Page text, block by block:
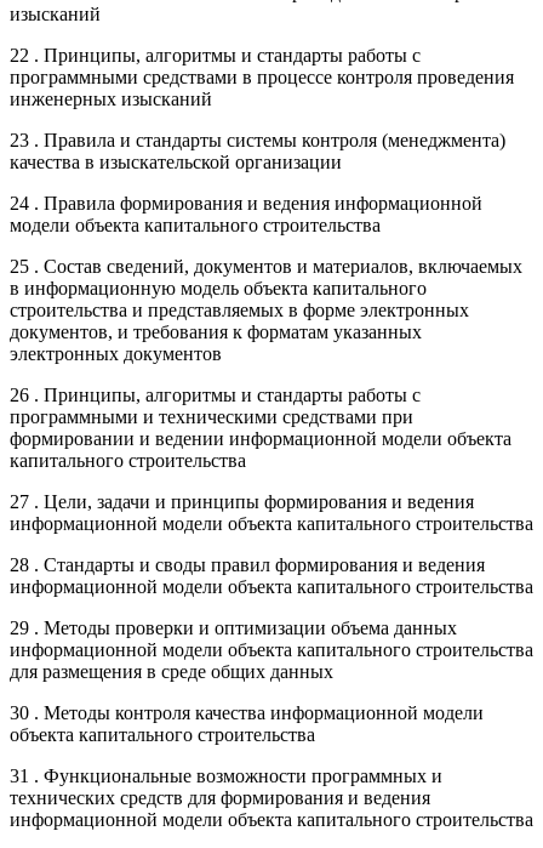
изысканий
22 . Принципы, алгоритмы и стандарты работы с
программными средствами в процессе контроля проведения
инженерных изысканий
23 . Правила и стандарты системы контроля (менеджмента)
качества в изыскательской организации
24 . Правила формирования и ведения информационной
модели объекта капитального строительства
25 . Состав сведений, документов и материалов, включаемых
в информационную модель объекта капитального
строительства и представляемых в форме электронных
документов, и требования к форматам указанных
электронных документов
26 . Принципы, алгоритмы и стандарты работы с
программными и техническими средствами при
формировании и ведении информационной модели объекта
капитального строительства
27 . Цели, задачи и принципы формирования и ведения
информационной модели объекта капитального строительства
28 . Стандарты и своды правил формирования и ведения
информационной модели объекта капитального строительства
29 . Методы проверки и оптимизации объема данных
информационной модели объекта капитального строительства
для размещения в среде общих данных
30 . Методы контроля качества информационной модели
объекта капитального строительства
31 . Функциональные возможности программных и
технических средств для формирования и ведения
информационной модели объекта капитального строительства